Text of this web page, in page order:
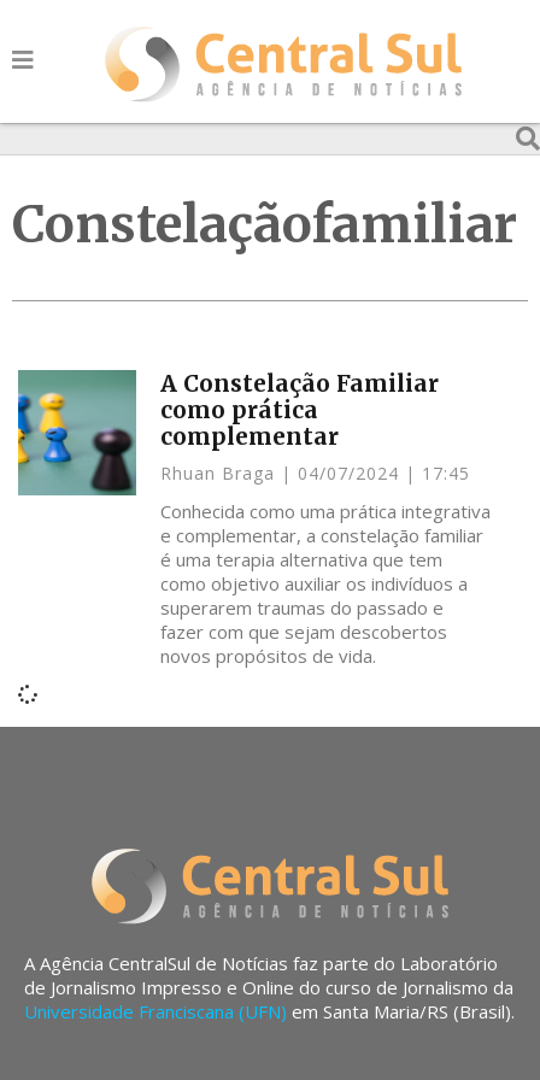
Constelaçãofamiliar
A Constelação Familiar
como prática
complementar
Rhuan Braga 04/07/2024 17:45
Conhecida como uma prática integrativa
e complementar, a constelação familiar
é uma terapia alternativa que tem
como objetivo auxiliar os indivíduos a
superarem traumas do passado e
fazer com que sejam descobertos
novos propósitos de vida.
A Agência CentralSul de Notícias faz parte do Laboratório
de Jornalismo Impresso e Online do curso de Jornalismo da
Universidade Franciscana (UFN) em Santa Maria/RS (Brasil).